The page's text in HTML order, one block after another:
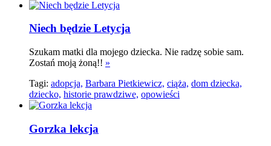
Niech będzie Letycja
Szukam matki dla mojego dziecka. Nie radzę sobie sam.
Zostań moją żoną!! »
Tagi: adopcja, Barbara Pietkiewicz, ciąża, dom dziecka,
dziecko, historie prawdziwe, opowieści
Gorzka lekcja